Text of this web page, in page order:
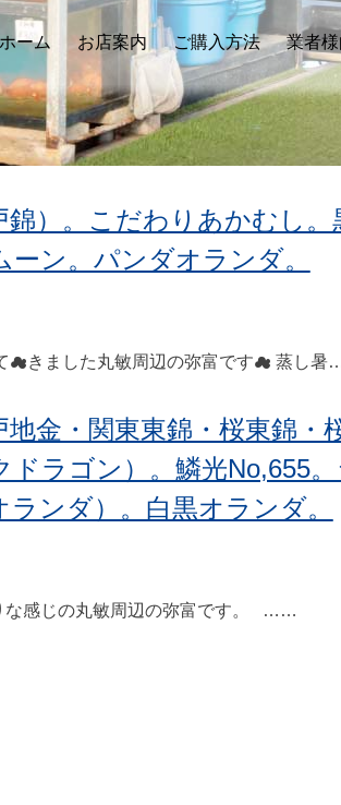
ホーム お店案内 ご購入方法 業者
錦）。こだわりあかむし。
ーン。パンダオランダ。
☁きました丸敏周辺の弥富です☁ 蒸し
地金・関東東錦・桜東錦・
ドラゴン）。鱗光No,655
ランダ）。白黒オランダ。
な感じの丸敏周辺の弥富です。 ……